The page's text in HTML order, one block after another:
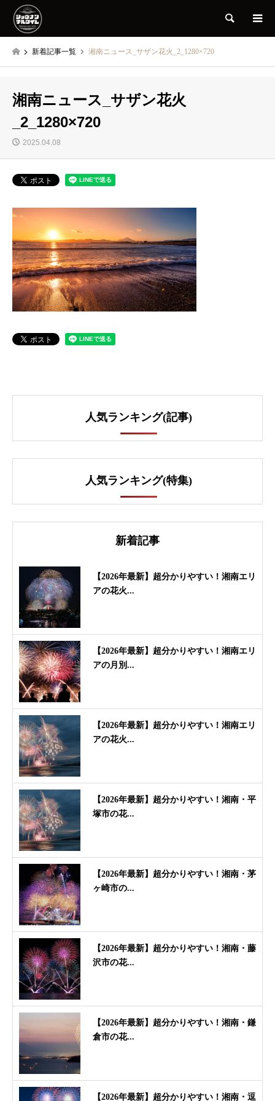
検索
新着記事一覧 湘南ニュース_サザン花火_2_1280×720
湘南ニュース_サザン花火
_2_1280×720
2025.04.08
人気ランキング(記事)
人気ランキング(特集)
新着記事
【2026年最新】超分かりやすい！湘南エリ
アの花火...
【2026年最新】超分かりやすい！湘南エリ
アの月別...
【2026年最新】超分かりやすい！湘南エリ
アの花火...
【2026年最新】超分かりやすい！湘南・平
塚市の花...
【2026年最新】超分かりやすい！湘南・茅
ヶ崎市の...
【2026年最新】超分かりやすい！湘南・藤
沢市の花...
【2026年最新】超分かりやすい！湘南・鎌
倉市の花...
【2026年最新】超分かりやすい！湘南・逗